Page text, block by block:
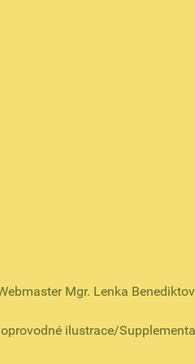
Mgr. Lenka
ilustrace/